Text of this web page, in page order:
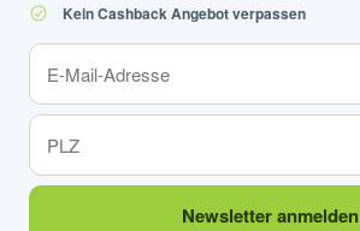
Kein Cashback Angebot verpassen
Newsletter anmelden